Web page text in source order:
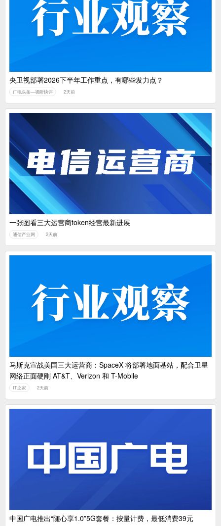
央卫视部署2026下半年工作重点，有哪些发力点？
广电头条—视听快评 2天前
一张图看三大运营商token经营最新进展
通信产业网 2天前
马斯克宣战美国三大运营商：SpaceX 将部署地面基站，配合卫星
网络正面硬刚 AT&T、Verizon 和 T-Mobile
IT之家 2天前
中国广电推出“随心享1.0”5G套餐：按量计费，最低消费39元